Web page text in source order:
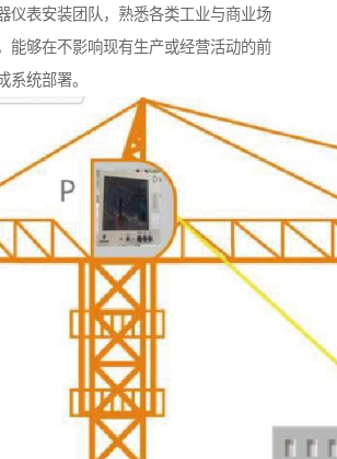
仪表安装团队，熟悉各类工业与商业场
能够在不影响现有生产或经营活动的前
系统部署。